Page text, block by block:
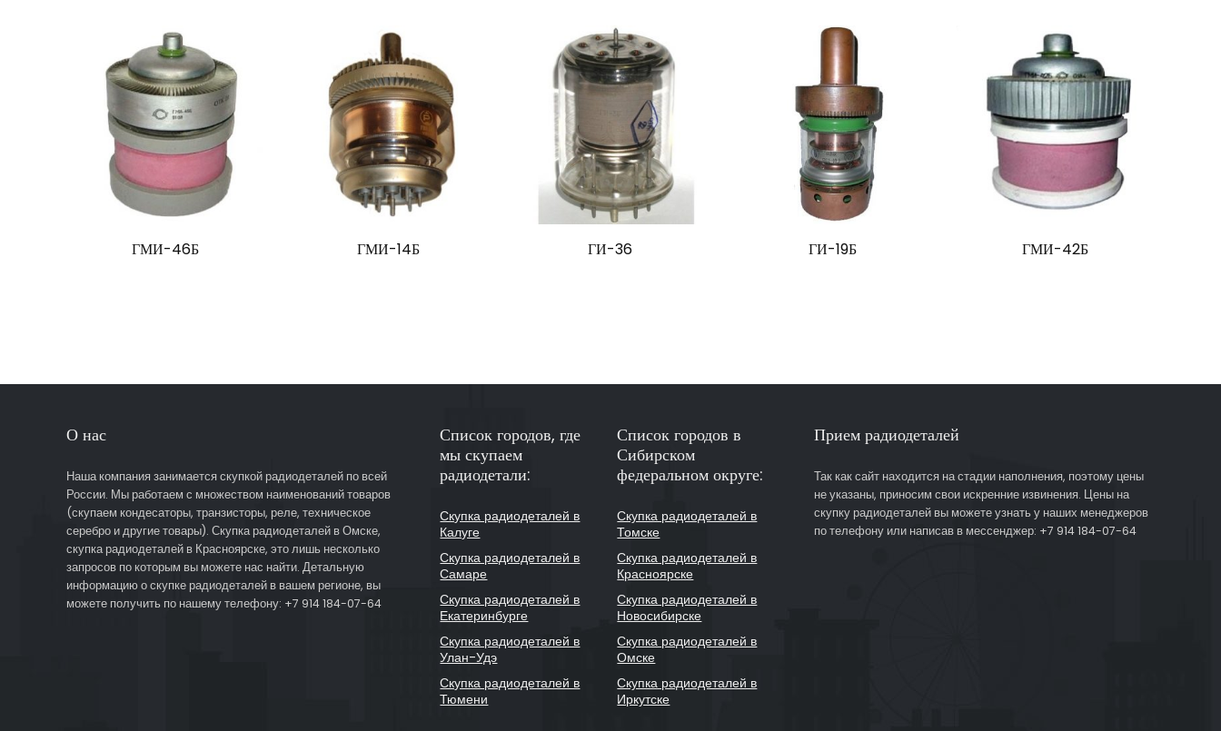
ГМИ-46Б ГМИ-14Б ГИ-36 ГИ-19Б ГМИ-42Б
О нас
Наша компания занимается скупкой радиодеталей по всей
России. Мы работаем с множеством наименований товаров
(скупаем кондесаторы, транзисторы, реле, техническое
серебро и другие товары). Скупка радиодеталей в Омске,
скупка радиодеталей в Красноярске, это лишь несколько
запросов по которым вы можете нас найти. Детальную
информацию о скупке радиодеталей в вашем регионе, вы
можете получить по нашему телефону: +7 914 184-07-64
Список городов, где
мы скупаем
радиодетали:
Скупка радиодеталей в
Калуге
Скупка радиодеталей в
Самаре
Скупка радиодеталей в
Екатеринбурге
Скупка радиодеталей в
Улан-Удэ
Скупка радиодеталей в
Тюмени
Список городов в
Сибирском
федеральном округе:
Скупка радиодеталей в
Томске
Скупка радиодеталей в
Красноярске
Скупка радиодеталей в
Новосибирске
Скупка радиодеталей в
Омске
Скупка радиодеталей в
Иркутске
Прием радиодеталей
Так как сайт находится на стадии наполнения, поэтому цены
не указаны, приносим свои искренние извинения. Цены на
скупку радиодеталей вы можете узнать у наших менеджеров
по телефону или написав в мессенджер: +7 914 184-07-64